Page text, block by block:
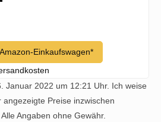
Einkaufswagen*
Januar 2022 um 12:21 Uhr. Ich weise
Preise inzwischen
Angaben ohne Gewähr.